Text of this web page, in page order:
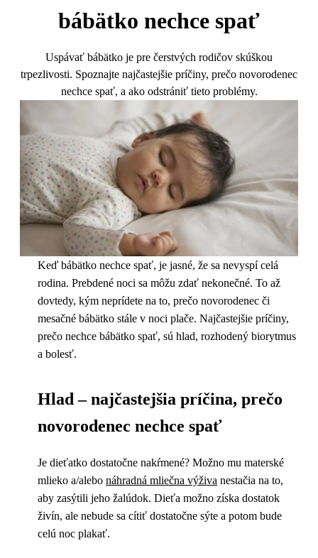
bábätko nechce spať
Uspávať bábätko je pre čerstvých rodičov skúškou
trpezlivosti. Spoznajte najčastejšie príčiny, prečo novorodenec
nechce spať, a ako odstrániť tieto problémy.
Keď bábätko nechce spať, je jasné, že sa nevyspí celá
rodina. Prebdené noci sa môžu zdať nekonečné. To až
dovtedy, kým neprídete na to, prečo novorodenec či
mesačné bábätko stále v noci plače. Najčastejšie príčiny,
prečo nechce bábätko spať, sú hlad, rozhodený biorytmus
a bolesť.
Hlad – najčastejšia príčina, prečo
novorodenec nechce spať
Je dieťatko dostatočne nakŕmené? Možno mu materské
mlieko a/alebo náhradná mliečna výživa nestačia na to,
aby zasýtili jeho žalúdok. Dieťa možno získa dostatok
živín, ale nebude sa cítiť dostatočne sýte a potom bude
celú noc plakať.